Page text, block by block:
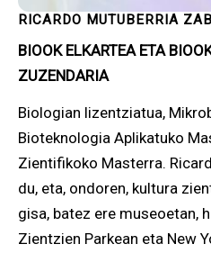
RICARDO MUTUBERRIA
BIOOK ELKARTEA ETA
ZUZENDARIA
Biologian lizentziatua,
Bioteknologia Aplikatuko
Zientifikoko Masterra.
du, eta, ondoren, kultura
gisa, batez ere museoetan,
Zientzien Parkean eta New